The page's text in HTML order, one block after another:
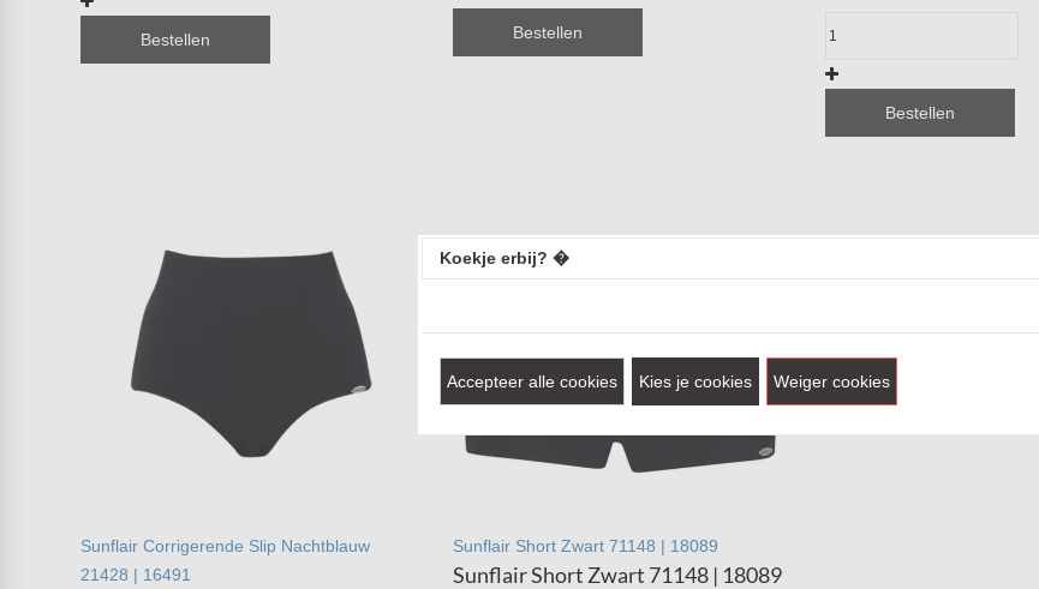
Bestellen Bestellen
Bestellen
Sunflair Corrigerende Slip Nachtblauw
21428 | 16491
Sunflair Short Zwart 71148 | 18089
Sunflair Short Zwart 71148 | 18089
Koekje erbij? �
Accepteer alle cookies Kies je cookies Weiger cookies